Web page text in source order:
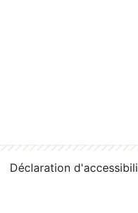
Déclaration